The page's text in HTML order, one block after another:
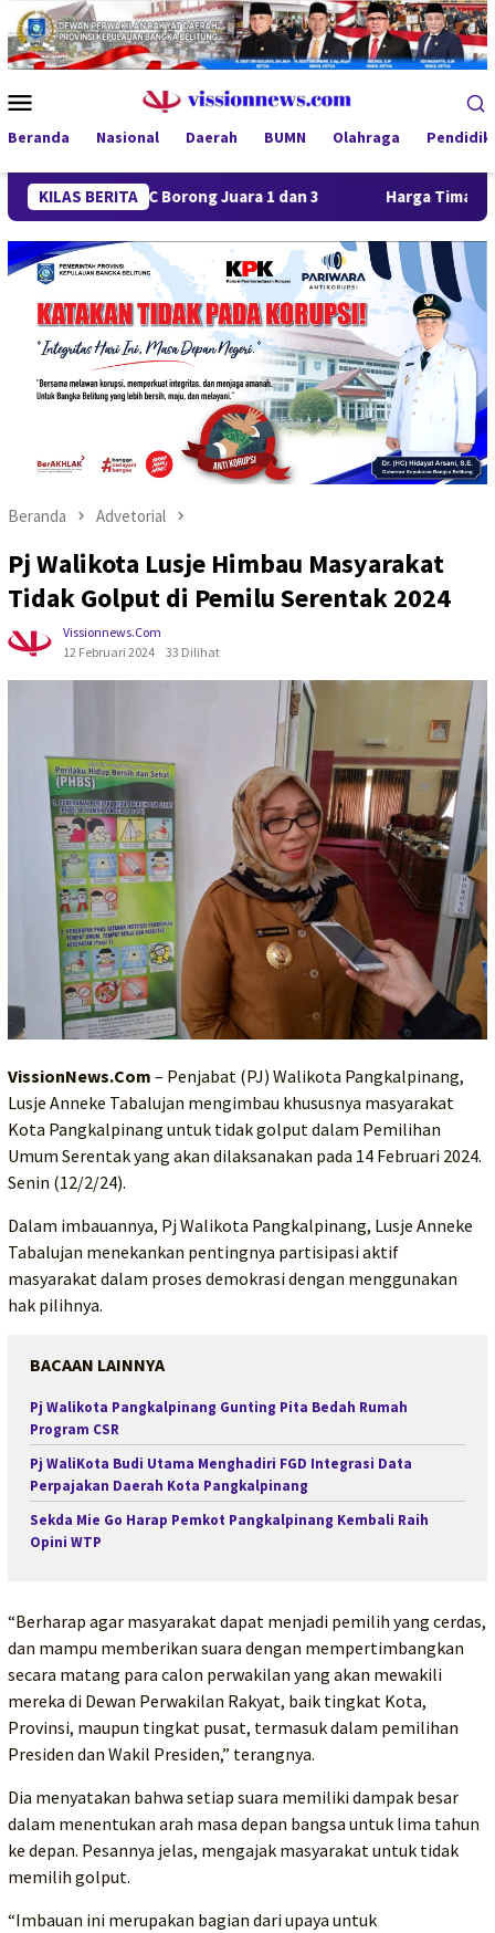
Loncat
ke
konten
Mobile
Beranda Nasional Daerah BUMN Olahraga
KILAS BERITA
FC Borong Juara 1 dan 3 Harga Timah Turun,
Beranda Advetorial
Pj Walikota Lusje Himbau Masyarakat
Tidak Golput di Pemilu Serentak 2024
Vissionnews.com
12 Februari 2024
33 Dilihat
VissionNews.Com – Penjabat (PJ) Walikota Pangkalpinang,
Lusje Anneke Tabalujan mengimbau khususnya masyarakat
Kota Pangkalpinang untuk tidak golput dalam Pemilihan
Umum Serentak yang akan dilaksanakan pada 14 Februari 2024.
Senin (12/2/24).
Dalam imbauannya, Pj Walikota Pangkalpinang, Lusje Anneke
Tabalujan menekankan pentingnya partisipasi aktif
masyarakat dalam proses demokrasi dengan menggunakan
hak pilihnya.
BACAAN LAINNYA
Pj Walikota Pangkalpinang Gunting Pita Bedah Rumah
Program CSR
Pj WaliKota Budi Utama Menghadiri FGD Integrasi Data
Perpajakan Daerah Kota Pangkalpinang
Sekda Mie Go Harap Pemkot Pangkalpinang Kembali Raih
Opini WTP
“Berharap agar masyarakat dapat menjadi pemilih yang cerdas,
dan mampu memberikan suara dengan mempertimbangkan
secara matang para calon perwakilan yang akan mewakili
mereka di Dewan Perwakilan Rakyat, baik tingkat Kota,
Provinsi, maupun tingkat pusat, termasuk dalam pemilihan
Presiden dan Wakil Presiden,” terangnya.
Dia menyatakan bahwa setiap suara memiliki dampak besar
dalam menentukan arah masa depan bangsa untuk lima tahun
ke depan. Pesannya jelas, mengajak masyarakat untuk tidak
memilih golput.
“Imbauan ini merupakan bagian dari upaya untuk